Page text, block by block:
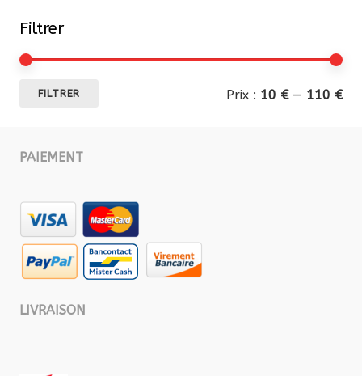
Filtrer
FILTRER Prix : 10 €— 110 €
PAIEMENT
LIVRAISON